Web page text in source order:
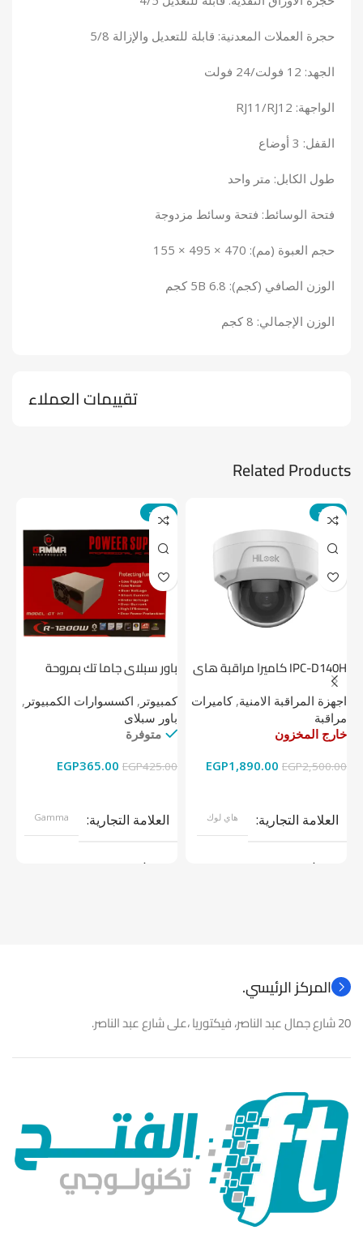
حجرة العملات المعدنية: قابلة للتعديل والإزالة 5/8
الجهد: 12 فولت/24 فولت
الواجهة: RJ11/RJ12
القفل: 3 أوضاع
طول الكابل: متر واحد
فتحة الوسائط: فتحة وسائط مزدوجة
حجم العبوة (مم): 470 × 495 × 155
الوزن الصافي (كجم): 5B 6.8 كجم
الوزن الإجمالي: 8 كجم
تقييمات العملاء
Related Products
-24%
IPC-D140H كاميرا مراقبة هاى
لوك داخلية 4 ميجا
اجهزة المراقبة الامنية,كاميرات
مراقبة
خارج المخزون
EGP2,500.00
EGP1,890.00
العلامة التجارية هاي لوك
موديل
-14%
باور سبلاي جاما تك بمروحة
كمبيوتر , اكسسوارات الكمبيوتر ,
باور سبلاى
متوفرة
EGP425.00
EGP365.00
العلامة التجارية Gamma
موديل
المركز الرئيسي.
20 شارع جمال عبد الناصر، فيكتوريا ،على شارع عبد الناصر.